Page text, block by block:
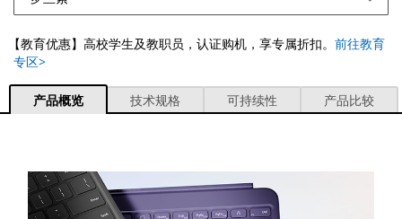
【教育优惠】高校学生及教职员，认证购机，享专属折扣。 前往教育
专区>
产品概览 技术规格 可持续性 产品比较